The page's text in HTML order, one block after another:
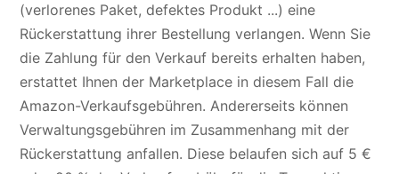
(verlorenes Paket, defektes Produkt ...) eine
Rückerstattung ihrer Bestellung verlangen. Wenn Sie
die Zahlung für den Verkauf bereits erhalten haben,
erstattet Ihnen der Marketplace in diesem Fall die
Amazon-Verkaufsgebühren. Andererseits können
Verwaltungsgebühren im Zusammenhang mit der
Rückerstattung anfallen. Diese belaufen sich auf 5 €